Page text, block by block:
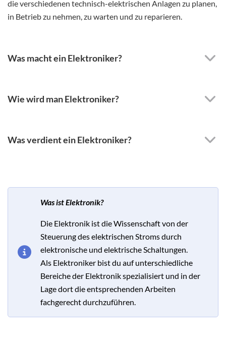
die verschiedenen technisch-elektrischen Anlagen zu planen,
in Betrieb zu nehmen, zu warten und zu reparieren.
Was macht ein Elektroniker?
Wie wird man Elektroniker?
Was verdient ein Elektroniker?
Was ist Elektronik?
Die Elektronik ist die Wissenschaft von der
Steuerung des elektrischen Stroms durch
elektronische und elektrische Schaltungen.
Als Elektroniker bist du auf unterschiedliche
Bereiche der Elektronik spezialisiert und in der
Lage dort die entsprechenden Arbeiten
fachgerecht durchzuführen.